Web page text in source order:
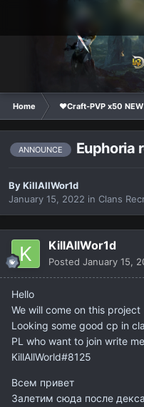
Home ❤Craft-PVP x50
ANNOUNCE Euphoria
ByKillAllWor1d
January 15, 2022 in Clans
KillAllWor1d
Posted January 15,
Hello
We will come on this project
Looking some good cp in
PL who want to join write
KillAllWorld#8125
Всем привет
Залетим сюда после декса